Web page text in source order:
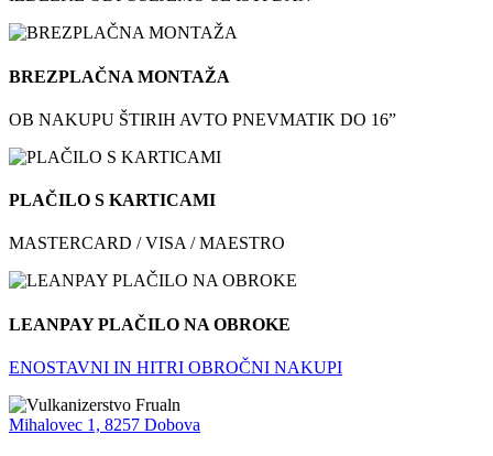
BREZPLAČNA MONTAŽA
OB NAKUPU ŠTIRIH AVTO PNEVMATIK DO 16”
PLAČILO S KARTICAMI
MASTERCARD / VISA / MAESTRO
LEANPAY PLAČILO NA OBROKE
ENOSTAVNI IN HITRI OBROČNI NAKUPI
Mihalovec 1, 8257 Dobova